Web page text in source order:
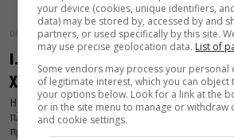
06 Φεβρουαρίου 2014
Ι.Μ Ζακύνθου: Κάλεσμα για
χρημάτων για την Κεφαλονιά
Η ιερά Μητρόπολη Ζακύνθου, εχοντας σκοπό
πληγέντες της Κεφαλονιάς, θα
προωθηθούν...
your device (cookies, unique identifiers,
data) may be stored by, accessed by and
partners, or used specifically by this site.
may use precise geolocation data. List of
Some vendors may process your personal
of legitimate interest, which you can object
your options below. Look for a link at the
or in the site menu to manage or withdraw
and cookie settings.